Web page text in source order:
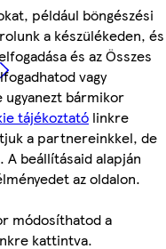
például böngészési
a készülékeden, és
és az Összes
vagy
bármikor
tájékoztató linkre
a partnereinkkel, de
A beállításaid alapján
az oldalon.
módosíthatod a
kattintva.